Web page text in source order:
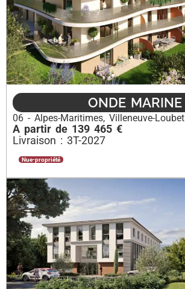
ONDE MARINE
06 - Alpes-Maritimes, Villeneuve-Loubet
A partir de 139 465 €
Livraison : 3T-2027
Nue-propriété